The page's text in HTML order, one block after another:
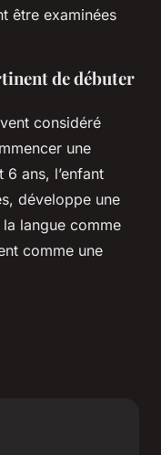
être examinées
de débuter
considéré
une
ans, l’enfant
développe une
langue comme
comme une